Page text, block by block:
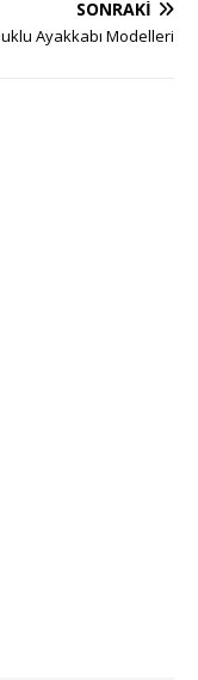
SONRAKI
Ayakkabı Modelleri